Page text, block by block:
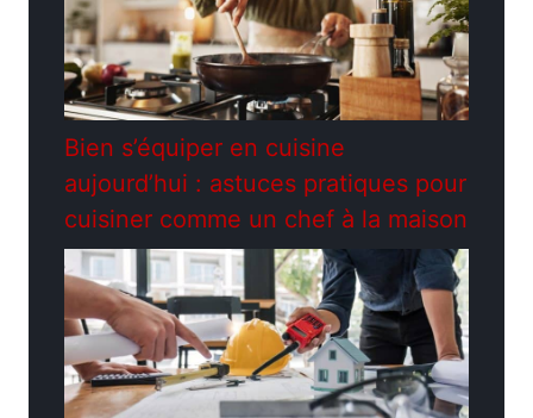
Bien s’équiper en cuisine
aujourd’hui : astuces pratiques pour
cuisiner comme un chef à la maison